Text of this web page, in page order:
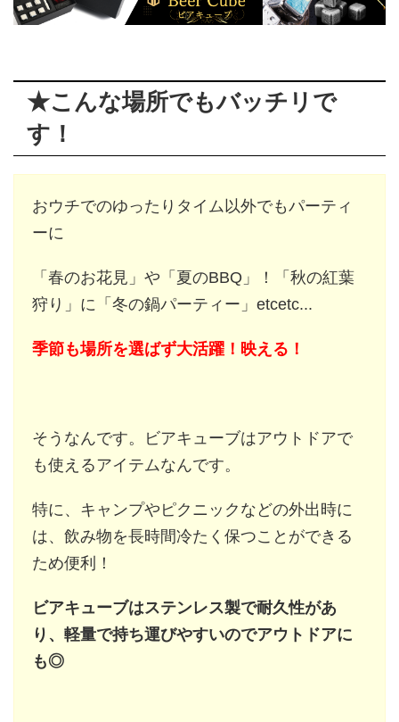
★こんな場所でもバッチリで
す！
おウチでのゆったりタイム以外でもパーティ
ーに
「春のお花見」や「夏のBBQ」！「秋の紅葉
狩り」に「冬の鍋パーティー」etcetc...
季節も場所を選ばず大活躍！映える！
そうなんです。ビアキューブはアウトドアで
も使えるアイテムなんです。
特に、キャンプやピクニックなどの外出時に
は、飲み物を長時間冷たく保つことができる
ため便利！
ビアキューブはステンレス製で耐久性があ
り、軽量で持ち運びやすいのでアウトドアに
も◎